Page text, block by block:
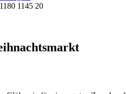
1145 20